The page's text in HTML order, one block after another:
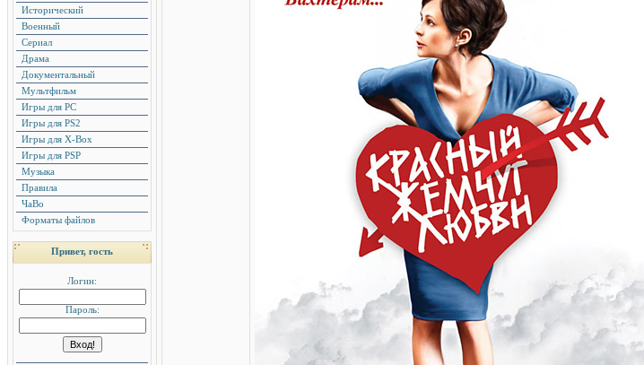
Исторический
Военный
Сериал
Драма
Документальный
Мультфильм
Игры для PC
Игры для PS2
Игры для X-Box
Игры для PSP
Музыка
Правила
ЧаВо
Форматы файлов
Привет, гость
Логин:
Пароль: